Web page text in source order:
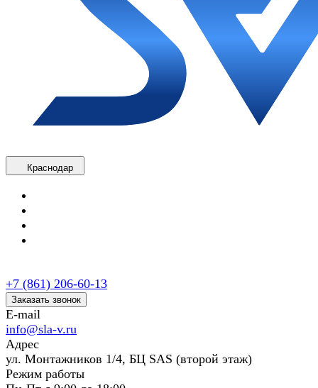
Краснодар
+7 (861) 206-60-13
Заказать звонок
E-mail
info@sla-v.ru
Адрес
ул. Монтажников 1/4, БЦ SAS (второй этаж)
Режим работы